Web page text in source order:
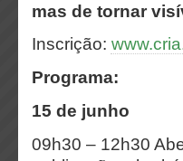
mas de tornar
Inscrição:
Programa:
15 de junho
09h30 – 12h30